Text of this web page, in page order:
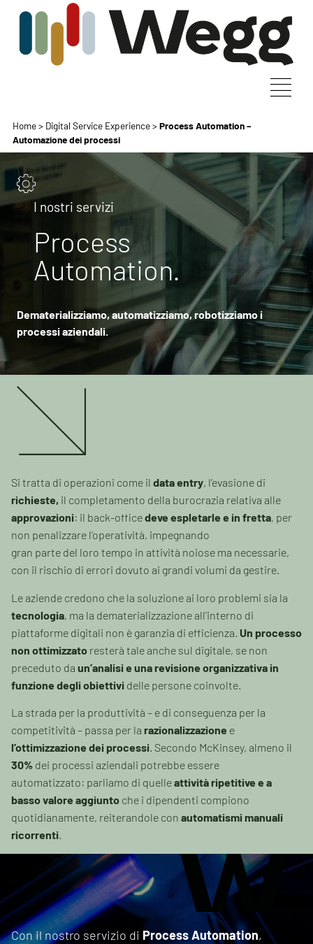
Home> Digital Service Experience>Process Automation –
Automazione dei processi
I nostri servizi
Process
Automation.
Dematerializziamo, automatizziamo, robotizziamo i
processi aziendali.
Si tratta di operazioni come il data entry, l’evasione di
richieste, il completamento della burocrazia relativa alle
approvazioni: il back-officedeve espletarle e in fretta, per
non penalizzare l’operatività, impegnando
gran parte del loro tempo in attività noiose ma necessarie,
con il rischio di errori dovuto ai grandi volumi da gestire.
Le aziende credono che la soluzione ai loro problemi sia la
tecnologia, ma la dematerializzazione all’interno di
piattaforme digitali non è garanzia di efficienza. Un processo
non ottimizzato resterà tale anche sul digitale, se non
preceduto da un’analisi e una revisione organizzativa in
funzione degli obiettivi delle persone coinvolte.
La strada per la produttività – e di conseguenza per la
competitività – passa per la razionalizzazione e
l’ottimizzazione dei processi. Secondo McKinsey, almeno il
30% dei processi aziendali potrebbe essere
automatizzato: parliamo di quelleattività ripetitive e a
basso valore aggiunto che i dipendenti compiono
quotidianamente, reiterandole con automatismi manuali
ricorrenti.
Con il nostro servizio di Process Automation,